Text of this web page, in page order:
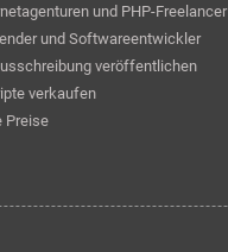
und PHP-Freelancer
und Softwareentwickler
veröffentlichen
verkaufen
Preise